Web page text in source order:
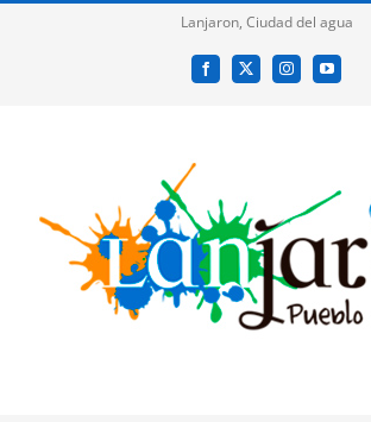
Lanjaron, Ciudad del agua
Facebook
X InstagramYouTube